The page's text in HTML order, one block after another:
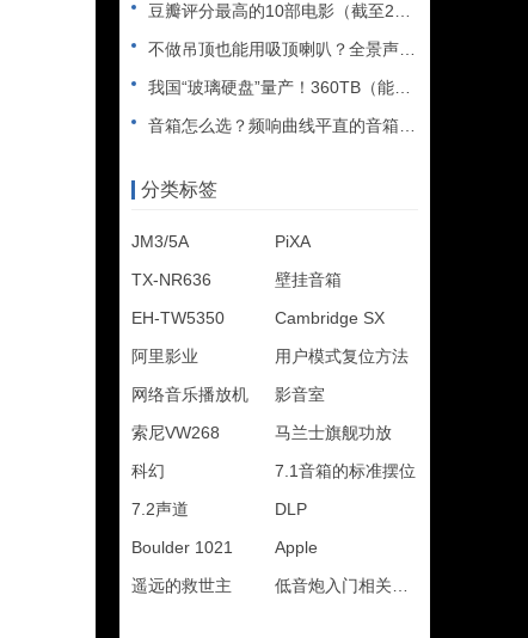
豆瓣评分最高的10部电影（截至2025年）
不做吊顶也能用吸顶喇叭？全景声天空声道安装教程
我国“玻璃硬盘”量产！360TB（能装2.5万部电影），10
音箱怎么选？频响曲线平直的音箱一定好听吗？
分类标签
JM3/5A
PiXA
TX-NR636
壁挂音箱
EH-TW5350
Cambridge SX
阿里影业
用户模式复位方法
网络音乐播放机
影音室
索尼VW268
马兰士旗舰功放
科幻
7.1音箱的标准摆位
7.2声道
DLP
Boulder 1021
Apple
遥远的救世主